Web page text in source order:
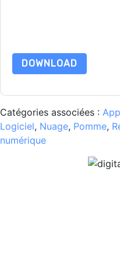
DOWNLOAD
Catégories associées :
Logiciel, Nuage, Pomme,
numérique